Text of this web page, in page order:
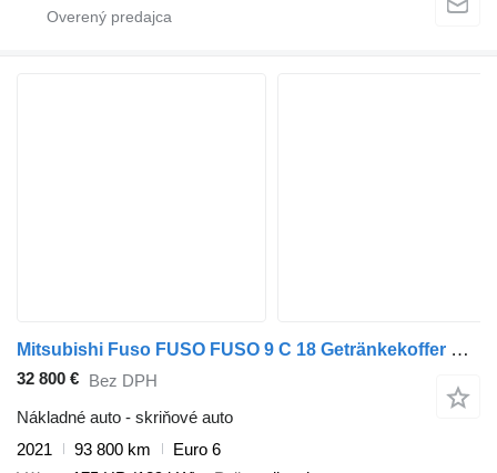
Mitsubishi Fuso FUSO FUSO 9 C 18 Getränkekoffer m. 4,7 m Rolläden
32 800 € Bez DPH
Nákladné auto - skriňové auto
2021
93 800 km
Euro 6